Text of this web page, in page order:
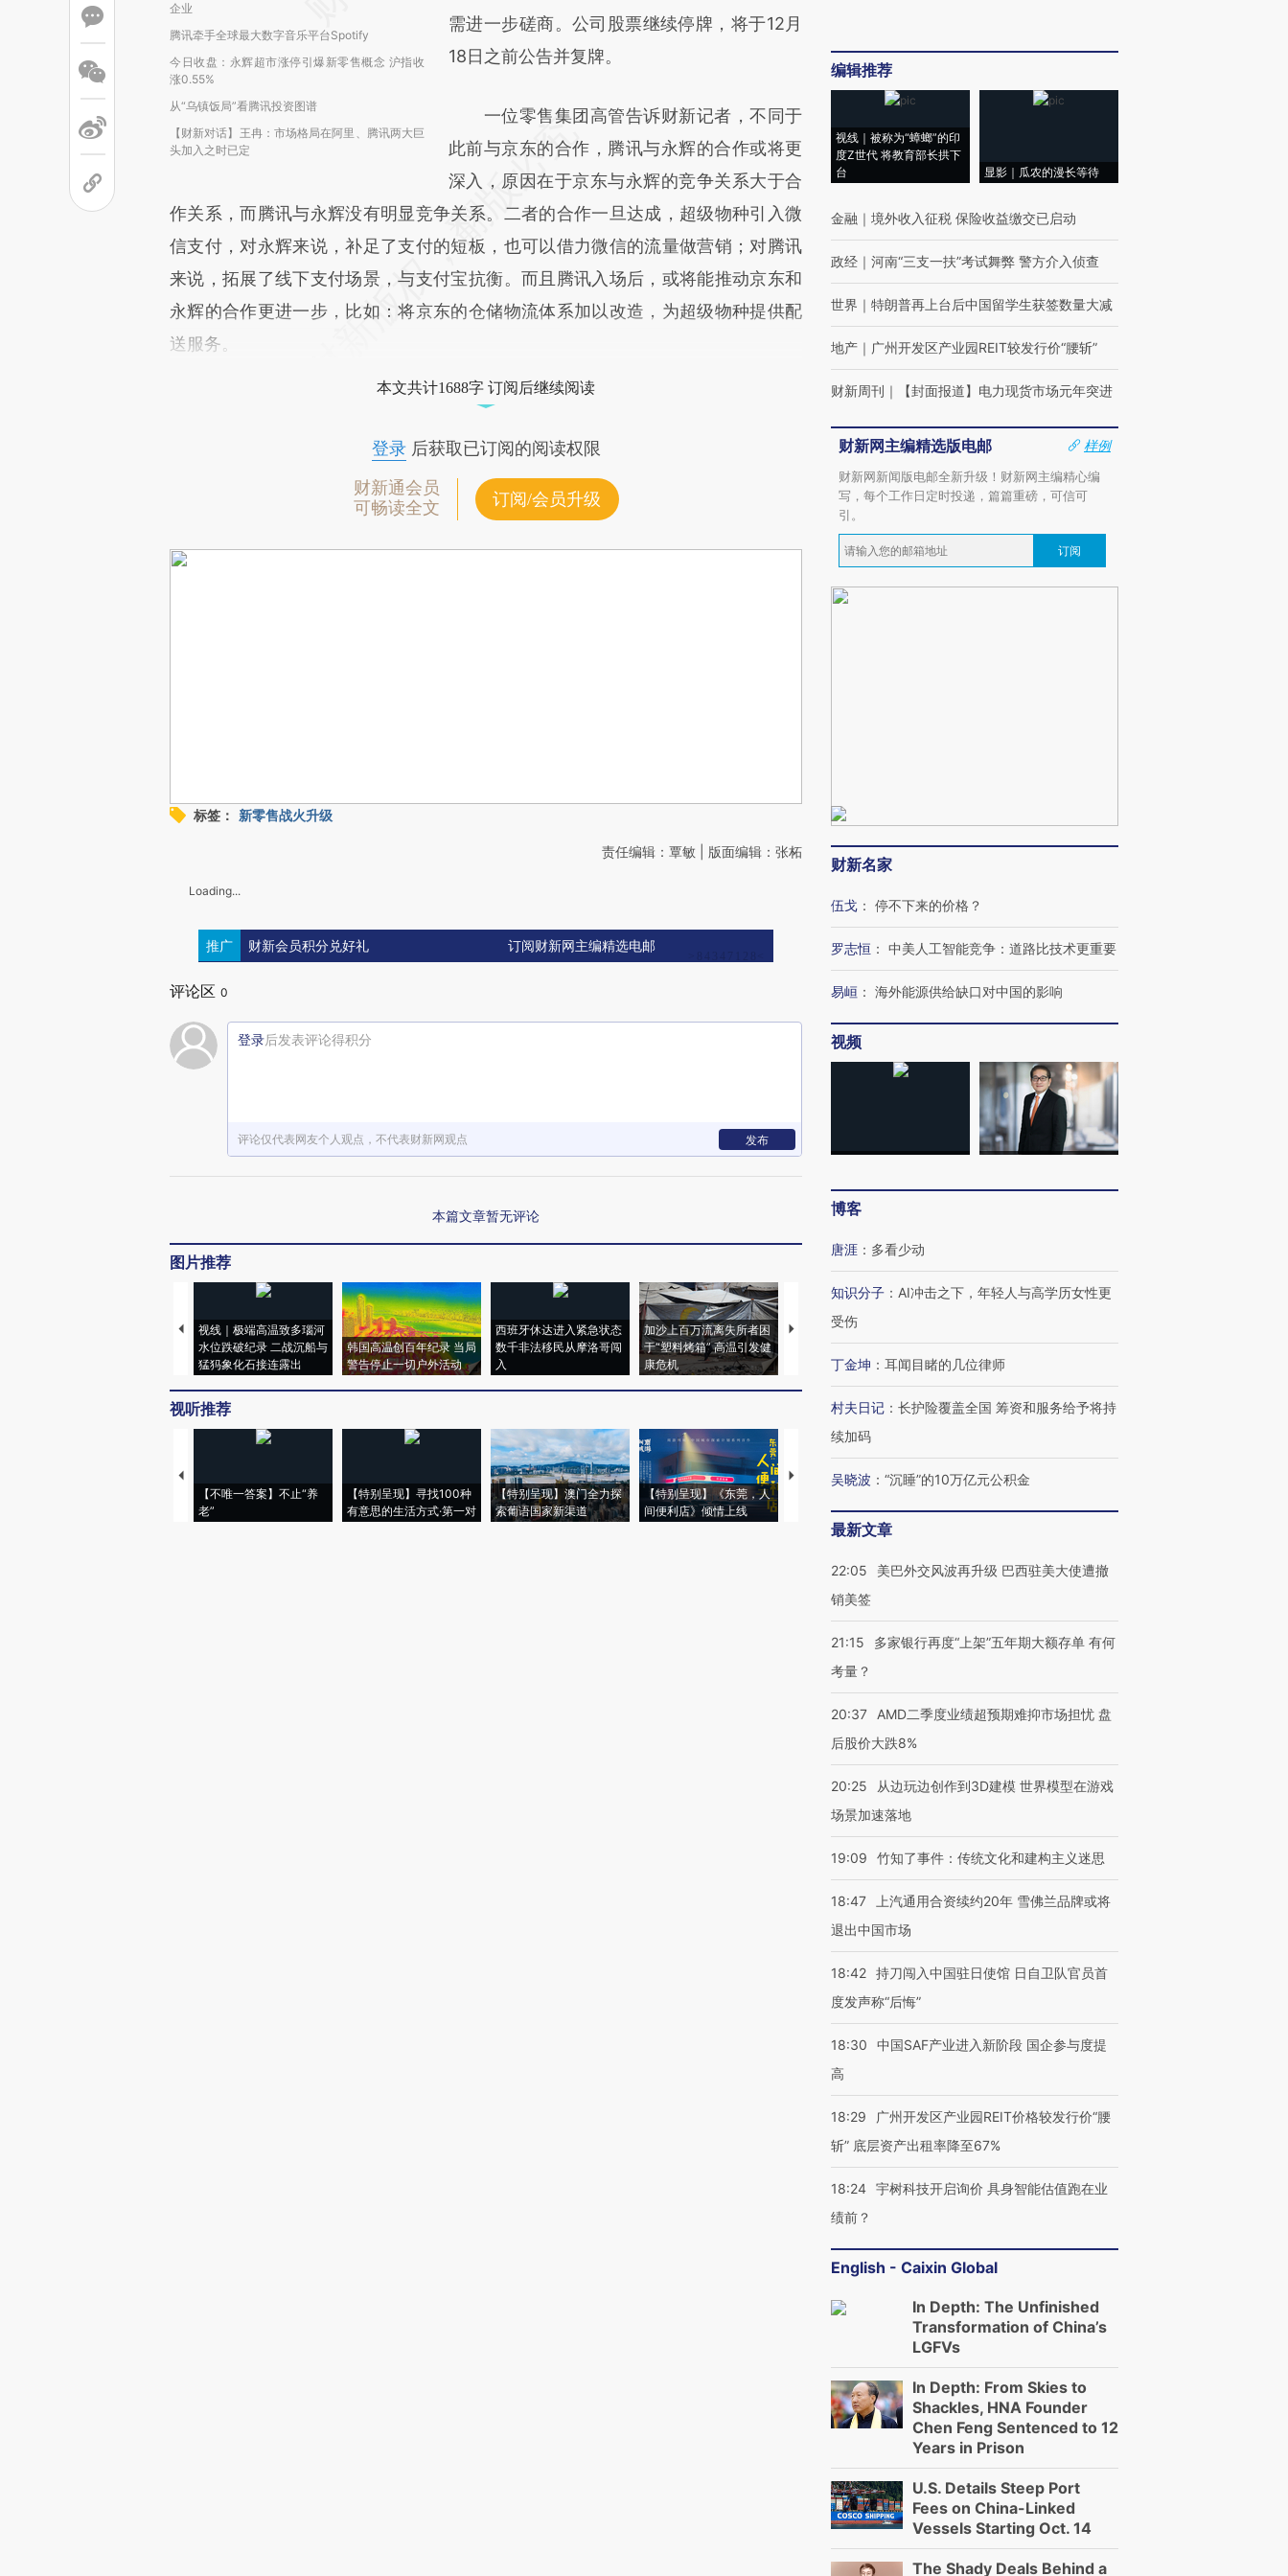
企业
腾讯牵手全球最大数字音乐平台Spotify
今日收盘：永辉超市涨停引爆新零售概念 沪指收
涨0.55%
从“乌镇饭局”看腾讯投资图谱
【财新对话】王冉：市场格局在阿里、腾讯两大巨
头加入之时已定
需进一步磋商。公司股票继续停牌，将于12月
18日之前公告并复牌。
一位零售集团高管告诉财新记者，不同于
此前与京东的合作，腾讯与永辉的合作或将更
深入，原因在于京东与永辉的竞争关系大于合
作关系，而腾讯与永辉没有明显竞争关系。二者的合作一旦达成，超级物种引入微
信支付，对永辉来说，补足了支付的短板，也可以借力微信的流量做营销；对腾讯
来说，拓展了线下支付场景，与支付宝抗衡。而且腾讯入场后，或将能推动京东和
永辉的合作更进一步，比如：将京东的仓储物流体系加以改造，为超级物种提供配
送服务。
本文共计1688字 订阅后继续阅读
登录后获取已订阅的阅读权限
财新通会员
可畅读全文
订阅/会员升级
标签： 新零售战火升级
责任编辑：覃敏 | 版面编辑：张柘
Loading...
推广 财新会员积分兑好礼 订阅财新网主编精选电邮
评论区 0
登录后发表评论得积分
评论仅代表网友个人观点，不代表财新网观点 发布
本篇文章暂无评论
图片推荐
视线｜极端高温致多瑙河
水位跌破纪录 二战沉船与
猛犸象化石接连露出
韩国高温创百年纪录 当局
警告停止一切户外活动
西班牙休达进入紧急状态
数千非法移民从摩洛哥闯
入
加沙上百万流离失所者困
于“塑料烤箱” 高温引发健
康危机
马航飞行员跨国走私7万
粒摇头丸 尿检体内含3种
泽连斯基密集出访美英 索
要防空导弹“救急”
秘鲁纳斯卡观光飞机坠毁
视听推荐
【不唯一答案】不止“养
老”
【特别呈现】寻找100种
有意思的生活方式·第一对
【特别呈现】澳门全力探
索葡语国家新渠道
【特别呈现】《东莞，人
间便利店》倾情上线
【推广】走进第四届链博
有意思的生活方式·第三对
住三大增长引擎是什么？
编辑推荐
视线｜被称为“蟑螂”的印
度Z世代 将教育部长拱下
台
显影｜瓜农的漫长等待
金融 ｜ 境外收入征税 保险收益缴交已启动
政经 ｜ 河南“三支一扶”考试舞弊 警方介入侦查
世界 ｜ 特朗普再上台后中国留学生获签数量大减
地产 ｜ 广州开发区产业园REIT较发行价“腰斩”
财新周刊 ｜ 【封面报道】电力现货市场元年突进
财新网主编精选版电邮
样例
财新网新闻版电邮全新升级！财新网主编精心编
写，每个工作日定时投递，篇篇重磅，可信可
引。
订阅
财新名家
伍戈 ： 停不下来的价格？
罗志恒 ： 中美人工智能竞争：道路比技术更重要
易峘 ： 海外能源供给缺口对中国的影响
视频
博客
唐涯 ： 多看少动
知识分子 ： AI冲击之下，年轻人与高学历女性更
受伤
丁金坤 ： 耳闻目睹的几位律师
村夫日记 ： 长护险覆盖全国 筹资和服务给予将持
续加码
吴晓波 ： “沉睡”的10万亿元公积金
最新文章
22:05
美巴外交风波再升级 巴西驻美大使遭撤
销美签
21:15
多家银行再度“上架”五年期大额存单 有何
考量？
20:37
AMD二季度业绩超预期难抑市场担忧 盘
后股价大跌8%
20:25
从边玩边创作到3D建模 世界模型在游戏
场景加速落地
19:09 竹知了事件：传统文化和建构主义迷思
18:47
上汽通用合资续约20年 雪佛兰品牌或将
退出中国市场
18:42 持刀闯入中国驻日使馆 日自卫队官员首
度发声称“后悔”
18:30
中国SAF产业进入新阶段 国企参与度提
高
18:29
广州开发区产业园REIT价格较发行价“腰
斩” 底层资产出租率降至67%
18:24 宇树科技开启询价 具身智能估值跑在业
绩前？
English - Caixin Global
In Depth: The Unfinished
Transformation of China’s
LGFVs
In Depth: From Skies to
Shackles, HNA Founder
Chen Feng Sentenced to 12
Years in Prison
U.S. Details Steep Port
Fees on China-Linked
Vessels Starting Oct. 14
The Shady Deals Behind a